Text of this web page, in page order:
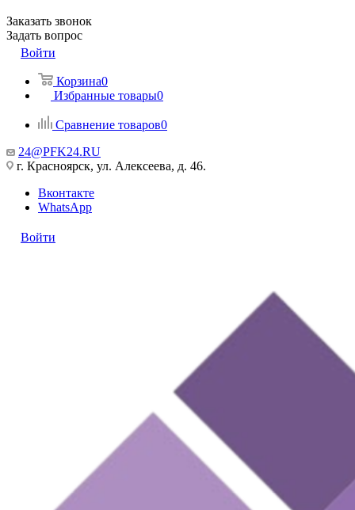
Заказать звонок
Задать вопрос
Войти
Корзина0
Избранные товары0
Сравнение товаров0
24@PFK24.RU
г. Красноярск, ул. Алексеева, д. 46.
Вконтакте
WhatsApp
Войти